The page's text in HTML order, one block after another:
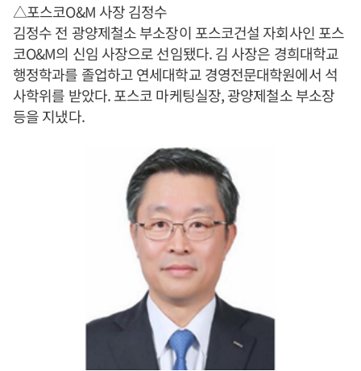
△포스코O&M 사장 김정수
김정수 전 광양제철소 부소장이 포스코건설 자회사인 포스
코O&M의 신임 사장으로 선임됐다. 김 사장은 경희대학교
행정학과를 졸업하고 연세대학교 경영전문대학원에서 석
사학위를 받았다. 포스코 마케팅실장, 광양제철소 부소장
등을 지냈다.